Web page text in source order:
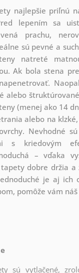
najlepšie priľnú
lepením sa
prachu,
sú pevné a
natreté
Ak bola stena
alebo
(menej ako 14
alebo na
Nevhodné
s kriedovým
– vďaka
dobre držia a
je aj ich
pomôže vám
sú vytlačené,